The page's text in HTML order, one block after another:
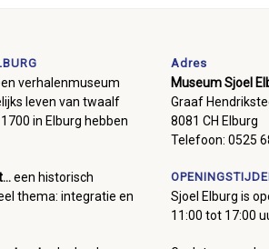
verhalenmuseum
leven van twaalf
in Elburg hebben
een historisch
thema: integratie en
Adres
Museum Sjoel
Graaf
8081 CH Elburg
Telefoon: 0525
Sjoel Elburg is
11:00 tot 17:00